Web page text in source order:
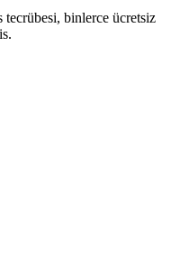
tecrübesi, binlerce ücretsiz